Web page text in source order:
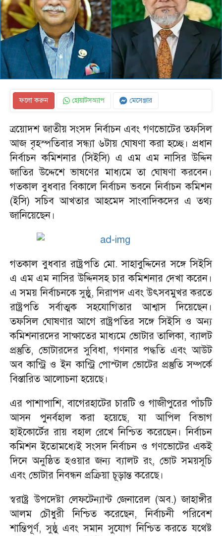
ফলো করুন হোয়াটসঅ্যাপ মেসেঞ্জার
ত্রয়োদশ জাতীয় সংসদ নির্বাচন এবং গণভোটের তফসিল
আজ বৃহস্পতিবার সন্ধ্যা ৬টায় ঘোষণা করা হচ্ছে। প্রধান
নির্বাচন কমিশনার (সিইসি) এ এম এম নাসির উদ্দিন
জাতির উদ্দেশে ভাষণের মাধ্যমে তা ঘোষণা করবেন।
গতকাল বুধবার বিকালে নির্বাচন ভবনে নির্বাচন কমিশন
(ইসি) সচিব আখতার আহমেদ সাংবাদিকদের এ তথ্য
জানিয়েছেন।
গতকাল বুধবার রাষ্ট্রপতি মো. সাহাবুদ্দিনের সঙ্গে সিইসি
এ এম এম নাসির উদ্দিনসহ চার কমিশনার দেখা করেন।
এ সময় নির্বাচনকে সুষ্ঠু, নিরাপদ এবং উৎসবমুখর করতে
রাষ্ট্রপতি সর্বাত্মক সহযোগিতার আশ্বাস দিয়েছেন।
তফসিল ঘোষণার আগে রাষ্ট্রপতির সঙ্গে সিইসি ও অন্য
কমিশনারদের সাক্ষাতের মাধ্যমে ভোটার তালিকা, ব্যালট
প্রস্তুতি, ভোটারদের সুবিধা, গণনার পদ্ধতি এবং আউট
অব কান্ট্রি ও ইন কান্ট্রি পোস্টাল ভোটের প্রস্তুতি সম্পর্কে
বিস্তারিত আলোচনা হয়েছে।
এর পাশাপাশি, বাগেরহাটের চারটি ও গাজীপুরের পাঁচটি
আসন পুনর্বহাল করা হয়েছে, যা আপিল বিভাগ
হাইকোর্টের রায় বহাল রেখে নিশ্চিত করেছেন। নির্বাচন
কমিশন ইতোমধ্যেই সংসদ নির্বাচন ও গণভোটের একই
দিনে অনুষ্ঠিত হওয়ার জন্য ব্যালট রং, ভোট সময়সূচি
এবং ভোটার নিবন্ধন প্রক্রিয়া চূড়ান্ত করেছে।
স্বরাষ্ট্র উপদেষ্টা লেফটেন্যান্ট জেনারেল (অব.) জাহাঙ্গীর
আলম চৌধুরী নিশ্চিত করেছেন, নির্বাচনী পরিবেশ
শান্তিপূর্ণ, সুষ্ঠু এবং সমান সুযোগ নিশ্চিত করতে যথেষ্ট